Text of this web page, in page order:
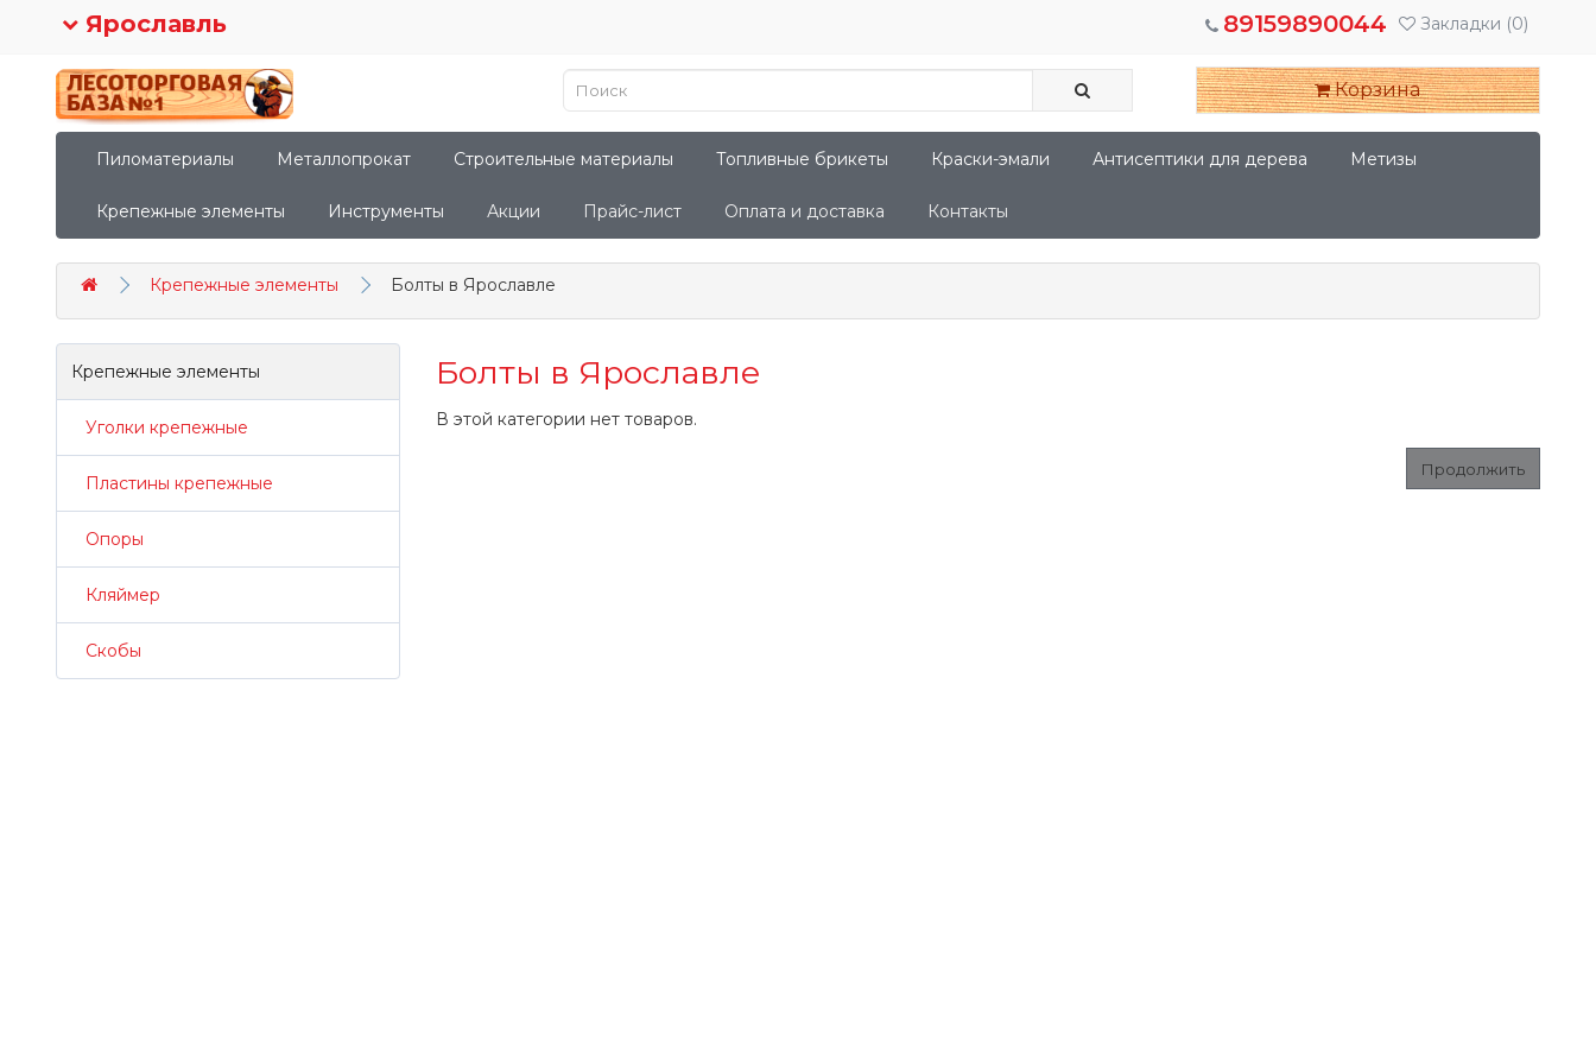
Ярославль Закладки (0)
89159890044
Корзина
Пиломатериалы Металлопрокат Строительные материалы Топливные брикеты Краски-эмали Антисептики для дерева Метизы
Крепежные элементы Инструменты Акции Прайс-лист Оплата и доставка Контакты
Крепежные элементы Болты в Ярославле
Крепежные элементы
Уголки крепежные
Пластины крепежные
Опоры
Кляймер
Скобы
Болты в Ярославле
В этой категории нет товаров.
Продолжить